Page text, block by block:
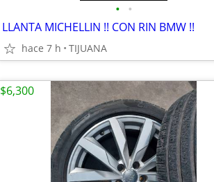
• •
LLANTA MICHELLIN !! CON RIN BMW !!
hace 7 h TIJUANA
$6,300